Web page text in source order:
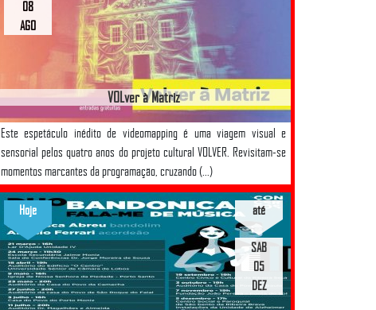
VOLver à Matriz
Este espetáculo inédito de videomapping é uma viagem visual e
sensorial pelos quatro anos do projeto cultural VOLVER. Revisitam-se
momentos marcantes da programação, cruzando (...)
08
AGO
até
SAB
05
DEZ
Hoje